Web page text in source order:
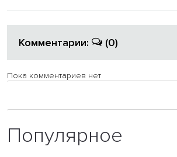
Комментарии: (0)
Пока комментариев нет
Популярное